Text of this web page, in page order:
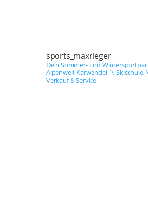
sports_maxrieger
Dein Sommer- und
Alpenwelt Karwendel〽️ Skischule,
Verkauf & Service